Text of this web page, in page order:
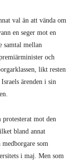
val än att vända om
en seger mot en
samtal mellan
och
likt resten
ärenden i sin
protesterat mot den
bland annat
som
i maj. Men som